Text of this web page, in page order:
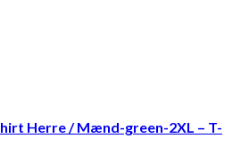
Herre / Mænd-green-2XL – T-